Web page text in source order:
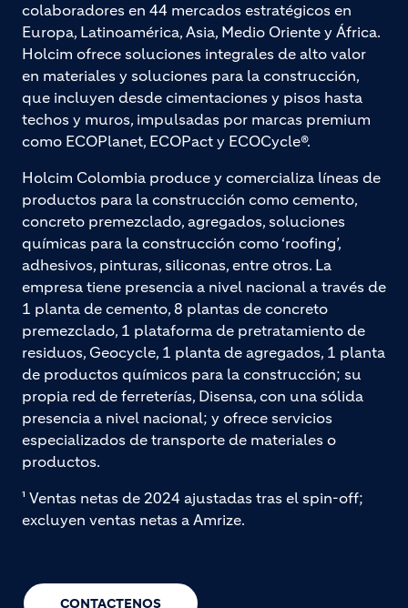
CONTACTENOS
colaboradores en 44 mercados estratégicos en
Europa, Latinoamérica, Asia, Medio Oriente y África.
Holcim ofrece soluciones integrales de alto valor
en materiales y soluciones para la construcción,
que incluyen desde cimentaciones y pisos hasta
techos y muros, impulsadas por marcas premium
como ECOPlanet, ECOPact y ECOCycle®.
Holcim Colombia produce y comercializa líneas de
productos para la construcción como cemento,
concreto premezclado, agregados, soluciones
químicas para la construcción como ‘roofing’,
adhesivos, pinturas, siliconas, entre otros. La
empresa tiene presencia a nivel nacional a través de
1 planta de cemento, 8 plantas de concreto
premezclado, 1 plataforma de pretratamiento de
residuos, Geocycle, 1 planta de agregados, 1 planta
de productos químicos para la construcción; su
propia red de ferreterías, Disensa, con una sólida
presencia a nivel nacional; y ofrece servicios
especializados de transporte de materiales o
productos.
¹ Ventas netas de 2024 ajustadas tras el spin-off;
excluyen ventas netas a Amrize.